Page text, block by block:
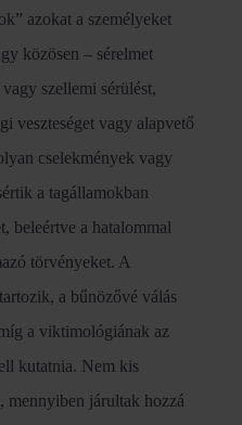
azokat a személyeket
közösen – sérelmet
szellemi sérülést,
veszteséget vagy alapvető
cselekmények vagy
a tagállamokban
beleértve a hatalommal
törvényeket. A
a bűnözővé válás
a viktimológiának az
kutatnia. Nem kis
mennyiben járultak hozzá